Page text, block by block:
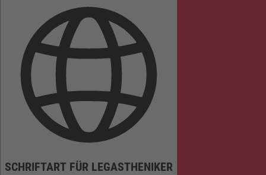
SCHRIFTART FÜR LEGASTHENIKER